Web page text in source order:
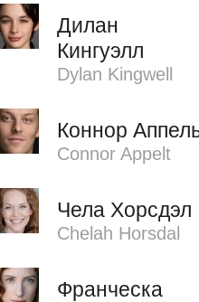
Дилан
Кингуэлл
Dylan Kingwell
Коннор
Connor Appelt
Чела Хорсдэл
Chelah Horsdal
Франческа